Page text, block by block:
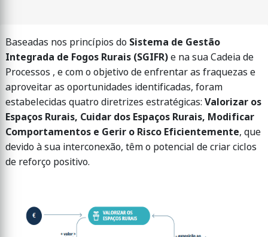
Baseadas nos princípios do Sistema de Gestão
Integrada de Fogos Rurais (SGIFR)e na sua Cadeia de
Processos , e com o objetivo de enfrentar as fraquezas e
aproveitar as oportunidades identificadas, foram
estabelecidas quatro diretrizes estratégicas: Valorizar os
Espaços Rurais, Cuidar dos Espaços Rurais, Modificar
Comportamentos e Gerir o Risco Eficientemente, que
devido à sua interconexão, têm o potencial de criar ciclos
de reforço positivo.